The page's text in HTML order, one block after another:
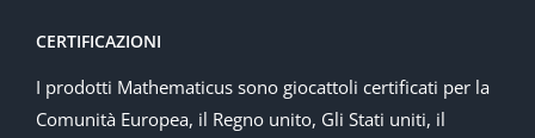
CERTIFICAZIONI
I prodotti Mathematicus sono giocattoli certificati per la
Comunità Europea, il Regno unito, Gli Stati uniti, il